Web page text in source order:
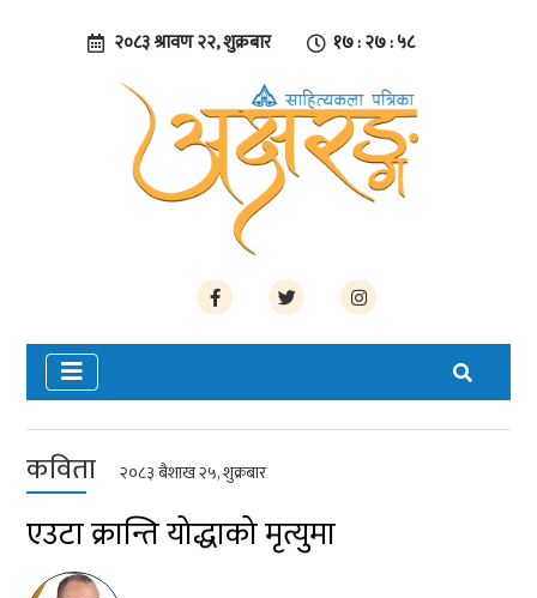
२०८३ श्रावण २२, शुक्रबार १७ : २७ : ५९
कविता २०८३ बैशाख २५, शुक्रबार
एउटा क्रान्ति योद्धाको मृत्युमा